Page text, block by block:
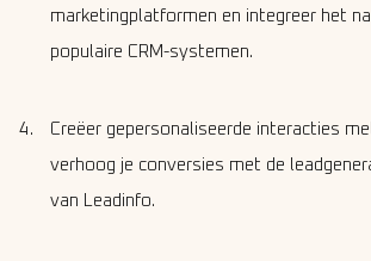
marketingplatformen en integreer het
populaire CRM-systemen.
Creëer gepersonaliseerde interacties
verhoog je conversies met de
van Leadinfo.